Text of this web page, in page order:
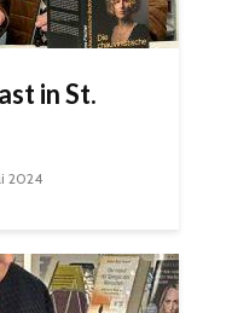
in St.
2024